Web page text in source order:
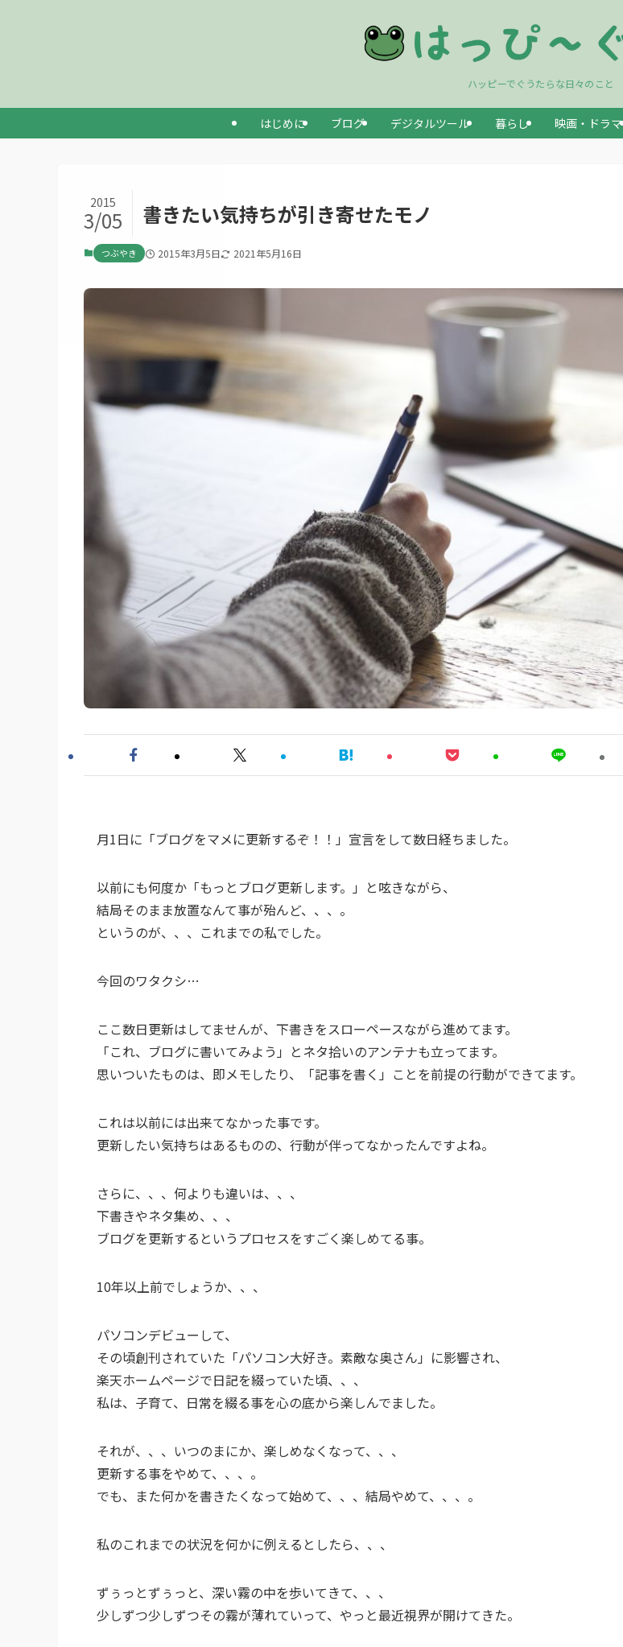
ハッピーでぐうたらな日々のこと
はじめに ブログ デジタルツール 暮らし 映画・ドラマ
書きたい気持ちが引き寄せたモノ
2015
3/05
つぶやき 2015年3月5日 2021年5月16日
月1日に「ブログをマメに更新するぞ！！」宣言をして数日経ちました。
以前にも何度か「もっとブログ更新します。」と呟きながら、
結局そのまま放置なんて事が殆んど、、、。
というのが、、、これまでの私でした。
今回のワタクシ…
ここ数日更新はしてませんが、下書きをスローペースながら進めてます。
「これ、ブログに書いてみよう」とネタ拾いのアンテナも立ってます。
思いついたものは、即メモしたり、「記事を書く」ことを前提の行動ができてます。
これは以前には出来てなかった事です。
更新したい気持ちはあるものの、行動が伴ってなかったんですよね。
さらに、、、何よりも違いは、、、
下書きやネタ集め、、、
ブログを更新するというプロセスをすごく楽しめてる事。
10年以上前でしょうか、、、
パソコンデビューして、
その頃創刊されていた「パソコン大好き。素敵な奥さん」に影響され、
楽天ホームページで日記を綴っていた頃、、、
私は、子育て、日常を綴る事を心の底から楽しんでました。
それが、、、いつのまにか、楽しめなくなって、、、
更新する事をやめて、、、。
でも、また何かを書きたくなって始めて、、、結局やめて、、、。
私のこれまでの状況を何かに例えるとしたら、、、
ずぅっとずぅっと、深い霧の中を歩いてきて、、、
少しずつ少しずつその霧が薄れていって、やっと最近視界が開けてきた。